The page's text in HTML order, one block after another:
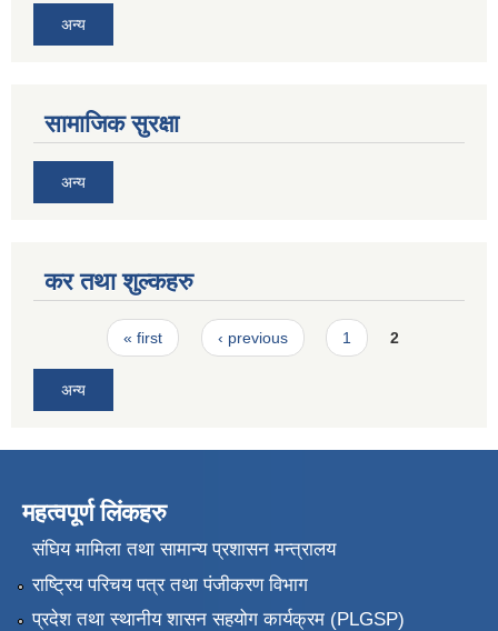
अन्य
सामाजिक सुरक्षा
अन्य
कर तथा शुल्कहरु
Pages« first ‹ previous 1 2
अन्य
महत्वपूर्ण लिंकहरु
संघिय मामिला तथा सामान्य प्रशासन मन्त्रालय
राष्ट्रिय परिचय पत्र तथा पंजीकरण विभाग
प्रदेश तथा स्थानीय शासन सहयोग कार्यक्रम (PLGSP)